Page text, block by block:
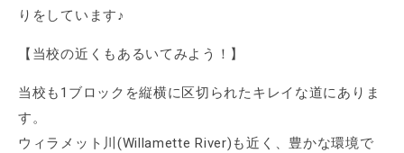
りをしています♪
【当校の近くもあるいてみよう！】
当校も1ブロックを縦横に区切られたキレイな道にありま
す。
ウィラメット川(Willamette River)も近く、豊かな環境で